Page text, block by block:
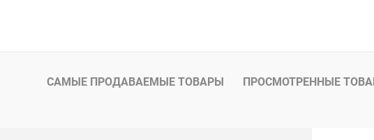
Купить в 1 клик К сравнению
В избранное В наличии
САМЫЕ ПРОДАВАЕМЫЕ ТОВАРЫ ПРОСМОТРЕННЫЕ